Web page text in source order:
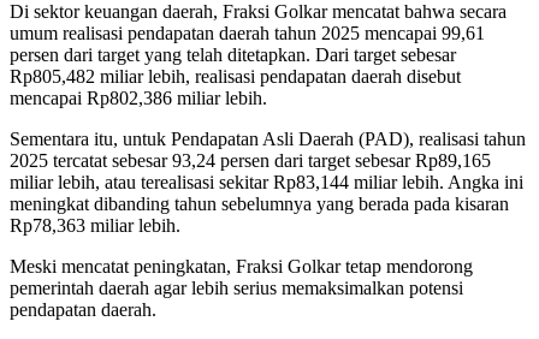
Di sektor keuangan daerah, Fraksi Golkar mencatat bahwa secara
umum realisasi pendapatan daerah tahun 2025 mencapai 99,61
persen dari target yang telah ditetapkan. Dari target sebesar
Rp805,482 miliar lebih, realisasi pendapatan daerah disebut
mencapai Rp802,386 miliar lebih.
Sementara itu, untuk Pendapatan Asli Daerah (PAD), realisasi tahun
2025 tercatat sebesar 93,24 persen dari target sebesar Rp89,165
miliar lebih, atau terealisasi sekitar Rp83,144 miliar lebih. Angka ini
meningkat dibanding tahun sebelumnya yang berada pada kisaran
Rp78,363 miliar lebih.
Meski mencatat peningkatan, Fraksi Golkar tetap mendorong
pemerintah daerah agar lebih serius memaksimalkan potensi
pendapatan daerah.